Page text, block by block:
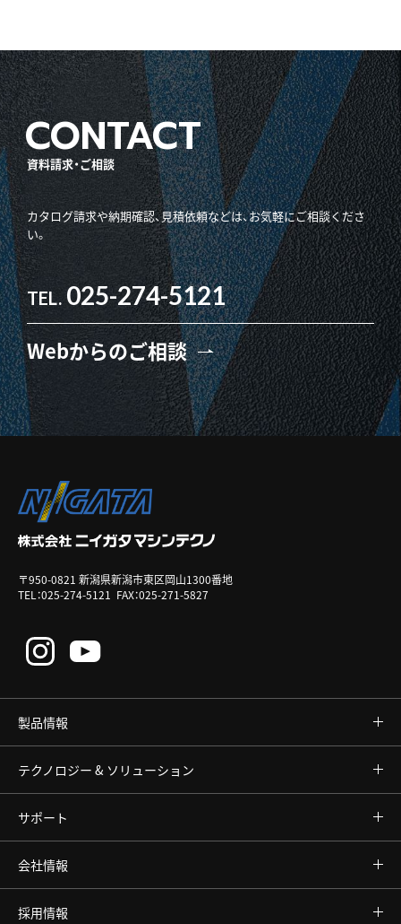
資料請求・ご相談
カタログ請求や納期確認、見積依頼などは、お気軽にご相談くださ
い。
TEL. 025-274-5121
Webからのご相談
〒950-0821 新潟県新潟市東区岡山1300番地
TEL：025-274-5121 FAX：025-271-5827
製品情報
テクノロジー & ソリューション
サポート
会社情報
採用情報